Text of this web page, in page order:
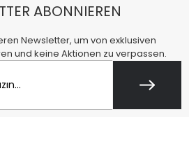
ABONNIEREN
Newsletter, um von exklusiven
und keine Aktionen zu verpassen.